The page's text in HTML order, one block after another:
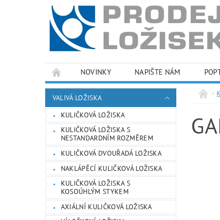
NOVINKY NAPIŠTE NÁM
PODMÍNKY OCHRANY OSOBNÍCH ÚDAJŮ
VALIVÁ LOŽISKA
KULIČKOVÁ LOŽISKA
KULIČKOVÁ LOŽISKA S
NESTANDARDNÍM ROZMĚREM
KULIČKOVÁ DVOUŘADÁ LOŽISKA
NAKLÁPĚCÍ KULIČKOVÁ LOŽISKA
KULIČKOVÁ LOŽISKA S
KOSOÚHLÝM STYKEM
AXIÁLNÍ KULIČKOVÁ LOŽISKA